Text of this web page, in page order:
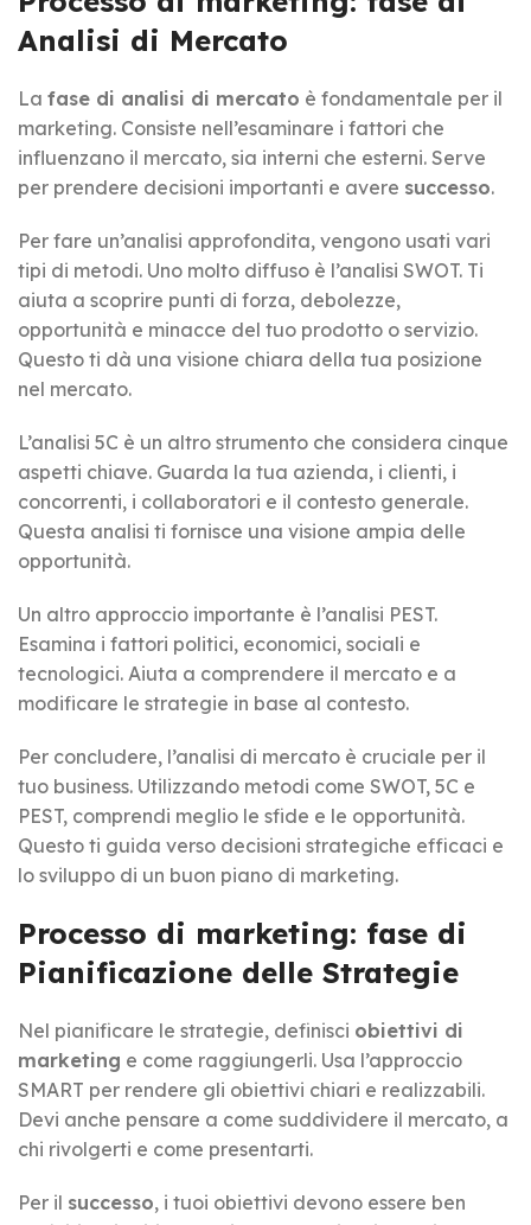
Analisi di Mercato
La fase di analisi di mercato è fondamentale per il
marketing. Consiste nell’esaminare i fattori che
influenzano il mercato, sia interni che esterni. Serve
per prendere decisioni importanti e avere successo.
Per fare un’analisi approfondita, vengono usati vari
tipi di metodi. Uno molto diffuso è l’analisi SWOT. Ti
aiuta a scoprire punti di forza, debolezze,
opportunità e minacce del tuo prodotto o servizio.
Questo ti dà una visione chiara della tua posizione
nel mercato.
L’analisi 5C è un altro strumento che considera cinque
aspetti chiave. Guarda la tua azienda, i clienti, i
concorrenti, i collaboratori e il contesto generale.
Questa analisi ti fornisce una visione ampia delle
opportunità.
Un altro approccio importante è l’analisi PEST.
Esamina i fattori politici, economici, sociali e
tecnologici. Aiuta a comprendere il mercato e a
modificare le strategie in base al contesto.
Per concludere, l’analisi di mercato è cruciale per il
tuo business. Utilizzando metodi come SWOT, 5C e
PEST, comprendi meglio le sfide e le opportunità.
Questo ti guida verso decisioni strategiche efficaci e
lo sviluppo di un buon piano di marketing.
Processo di marketing: fase di
Pianificazione delle Strategie
Nel pianificare le strategie, definisci obiettivi di
marketing e come raggiungerli. Usa l’approccio
SMART per rendere gli obiettivi chiari e realizzabili.
Devi anche pensare a come suddividere il mercato, a
chi rivolgerti e come presentarti.
Per il successo, i tuoi obiettivi devono essere ben